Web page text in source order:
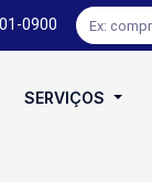
0900
SERVIÇOS